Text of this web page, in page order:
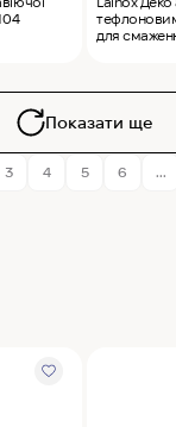
для
Показати ще
3 4 5 6 ...